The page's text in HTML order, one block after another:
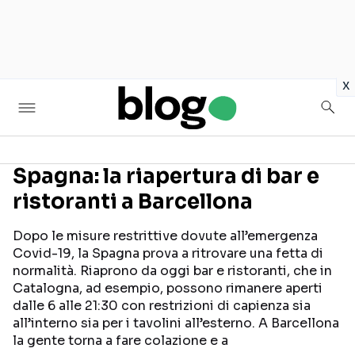
x
Seguici sui social
Spagna: la riapertura di bar e
ristoranti a Barcellona
Dopo le misure restrittive dovute all’emergenza
Covid-19, la Spagna prova a ritrovare una fetta di
normalità. Riaprono da oggi bar e ristoranti, che in
Catalogna, ad esempio, possono rimanere aperti
dalle 6 alle 21:30 con restrizioni di capienza sia
all’interno sia per i tavolini all’esterno. A Barcellona
la gente torna a fare colazione e a